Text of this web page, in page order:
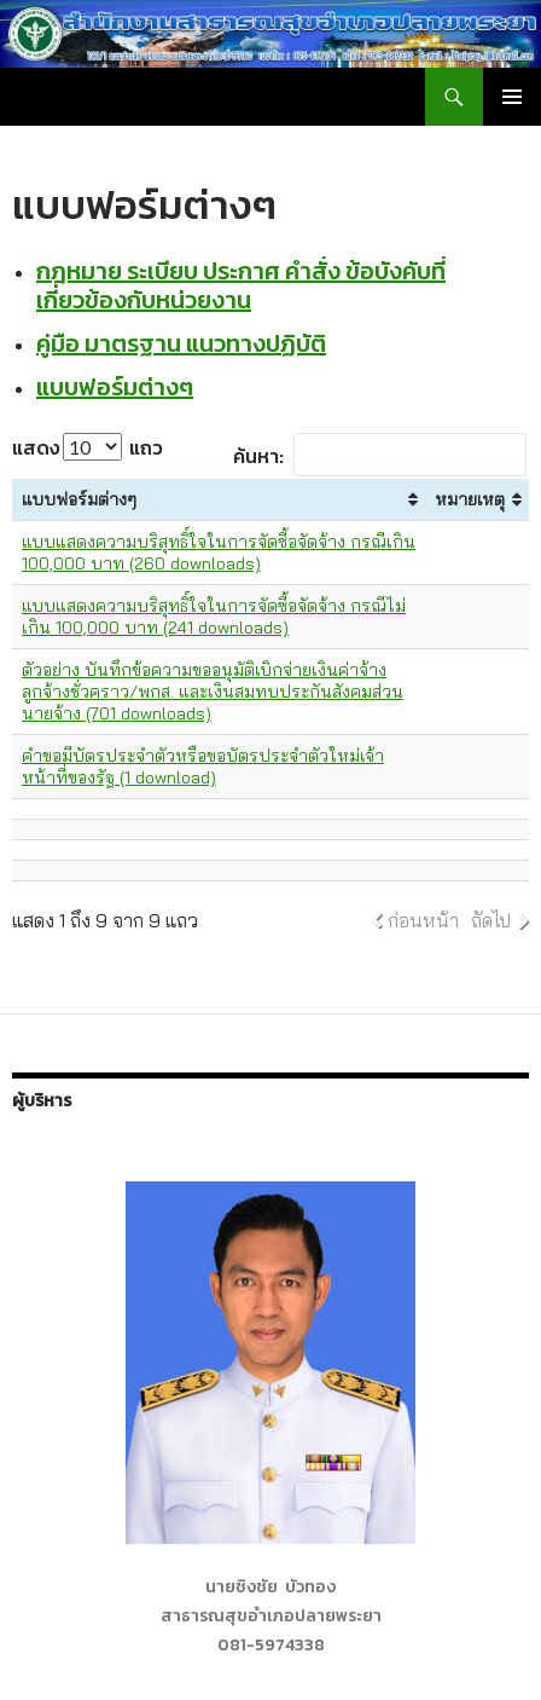
เนื้อหา
แบบฟอร์มต่างๆ
กฎหมาย ระเบียบ ประกาศ คำสั่ง ข้อบังคับที่
เกี่ยวข้องกับหน่วยงาน
คู่มือ มาตรฐาน แนวทางปฏิบัติ
แบบฟอร์มต่างๆ
แสดง แถว ค้นหา:
แบบฟอร์มต่างๆ
หมายเหตุ
แบบแสดงความบริสุทธิ์ใจในการจัดซื้อจัดจ้าง กรณีเกิน
100,000 บาท (260 downloads)
แบบแสดงความบริสุทธิ์ใจในการจัดซื้อจัดจ้าง กรณีไม่
เกิน 100,000 บาท (241 downloads)
ตัวอย่าง บันทึกข้อความขออนุมัติเบิกจ่ายเงินค่าจ้าง
ลูกจ้างชั่วคราว/พกส. และเงินสมทบประกันสังคมส่วน
นายจ้าง (701 downloads)
คำขอมีบัตรประจำตัวหรือขอบัตรประจำตัวใหม่เจ้า
หน้าที่ของรัฐ (1 download)
แสดง 1 ถึง 9 จาก 9 แถว ก่อนหน้า ถัดไป
ผู้บริหาร
นายชิงชัย บัวทอง
สาธารณสุขอำเภอปลายพระยา
081-5974338